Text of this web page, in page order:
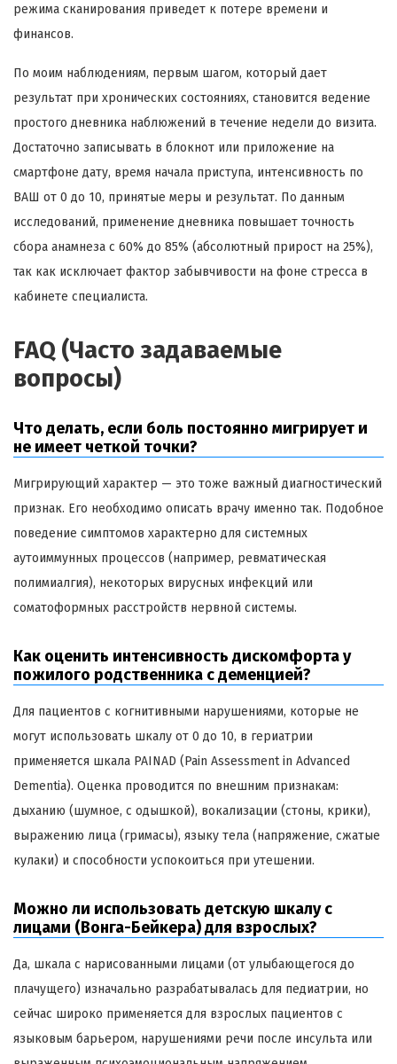
режима сканирования приведет к потере времени и
финансов.
По моим наблюдениям, первым шагом, который дает
результат при хронических состояниях, становится ведение
простого дневника наблюжений в течение недели до визита.
Достаточно записывать в блокнот или приложение на
смартфоне дату, время начала приступа, интенсивность по
ВАШ от 0 до 10, принятые меры и результат. По данным
исследований, применение дневника повышает точность
сбора анамнеза с 60% до 85% (абсолютный прирост на 25%),
так как исключает фактор забывчивости на фоне стресса в
кабинете специалиста.
FAQ (Часто задаваемые
вопросы)
Что делать, если боль постоянно мигрирует и
не имеет четкой точки?
Мигрирующий характер — это тоже важный диагностический
признак. Его необходимо описать врачу именно так. Подобное
поведение симптомов характерно для системных
аутоиммунных процессов (например, ревматическая
полимиалгия), некоторых вирусных инфекций или
соматоформных расстройств нервной системы.
Как оценить интенсивность дискомфорта у
пожилого родственника с деменцией?
Для пациентов с когнитивными нарушениями, которые не
могут использовать шкалу от 0 до 10, в гериатрии
применяется шкала PAINAD (Pain Assessment in Advanced
Dementia). Оценка проводится по внешним признакам:
дыханию (шумное, с одышкой), вокализации (стоны, крики),
выражению лица (гримасы), языку тела (напряжение, сжатые
кулаки) и способности успокоиться при утешении.
Можно ли использовать детскую шкалу с
лицами (Вонга-Бейкера) для взрослых?
Да, шкала с нарисованными лицами (от улыбающегося до
плачущего) изначально разрабатывалась для педиатрии, но
сейчас широко применяется для взрослых пациентов с
языковым барьером, нарушениями речи после инсульта или